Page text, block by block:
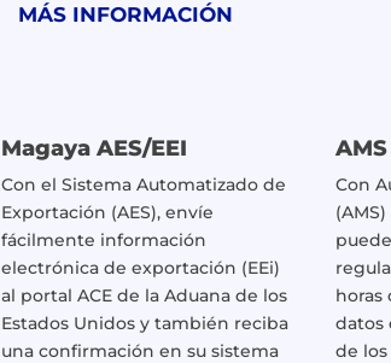
MÁS INFORMACIÓN
Magaya AES/EEI
Con el Sistema Automatizado de
Exportación (AES), envíe
fácilmente información
electrónica de exportación (EEi)
al portal ACE de la Aduana de los
Estados Unidos y también reciba
una confirmación en su sistema
Con
horas
datos
de los